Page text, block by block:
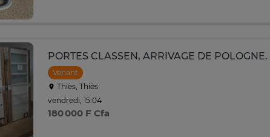
PORTES CLASSEN, ARRIVAGE DE POLOGNE.
Venant
Thiès, Thiès
vendredi, 15:04
180 000 F Cfa